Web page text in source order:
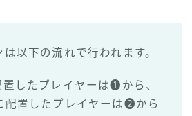
以下の流れで行われます。
したプレイヤーは❶から、
配置したプレイヤーは❷から